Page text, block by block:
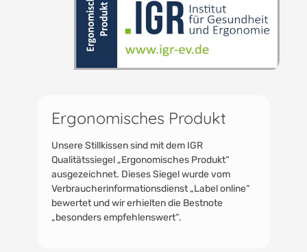
Ergonomisches Produkt
Unsere Stillkissen sind mit dem IGR
Qualitätssiegel „Ergonomisches Produkt“
ausgezeichnet. Dieses Siegel wurde vom
Verbraucherinformationsdienst „Label online“
bewertet und wir erhielten die Bestnote
„besonders empfehlenswert“.